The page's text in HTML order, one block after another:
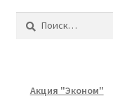
Найти:
Акция "Эконом"